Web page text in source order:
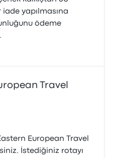
yapılmasına
ödeme
Travel
European Travel
İstediğiniz rotayı